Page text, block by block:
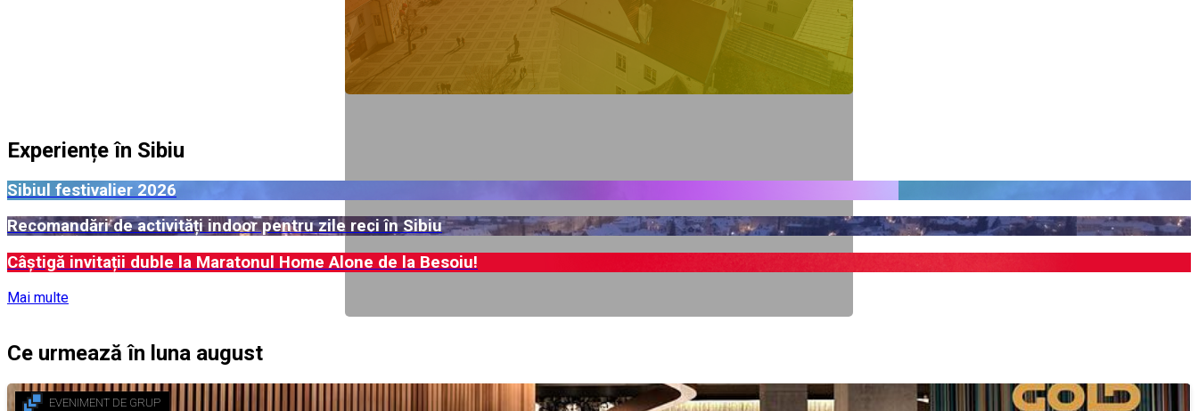
Experiențe în Sibiu
Sibiul festivalier 2026
Recomandări de activități indoor pentru zile reci în Sibiu
Câștigă invitații duble la Maratonul Home Alone de la Besoiu!
Mai multe
Ce urmează în luna august
EVENIMENT DE GRUP